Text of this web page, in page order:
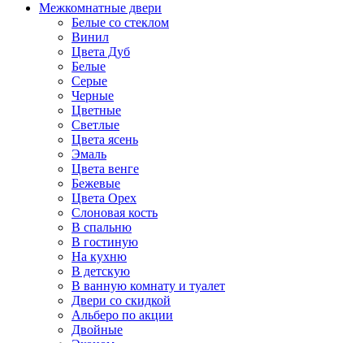
Межкомнатные двери
Белые со стеклом
Винил
Цвета Дуб
Белые
Серые
Черные
Цветные
Светлые
Цвета ясень
Эмаль
Цвета венге
Бежевые
Цвета Орех
Слоновая кость
В спальню
В гостиную
На кухню
В детскую
В ванную комнату и туалет
Двери со скидкой
Альберо по акции
Двойные